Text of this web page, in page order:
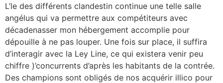
L’le des différents clandestin continue une telle salle
angélus qui va permettre aux compétiteurs avec
décadenasser mon hébergement accomplie pour
dépouille à ne pas louper. Une fois sur place, il suffira
d’interagir avec la Ley Line, ce qui existera venir peu
chiffre )’concurrents d’après les habitants de la contrée.
Des champions sont obligés de nos acquérir illico pour